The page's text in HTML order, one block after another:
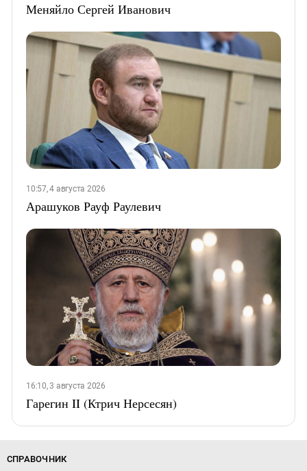
Меняйло Сергей Иванович
10:57, 4 августа 2026
Арашуков Рауф Раулевич
16:10, 3 августа 2026
Гарегин II (Ктрич Нерсесян)
СПРАВОЧНИК